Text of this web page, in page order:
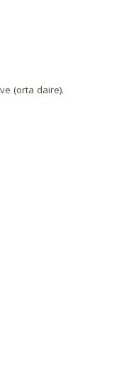
(orta daire).